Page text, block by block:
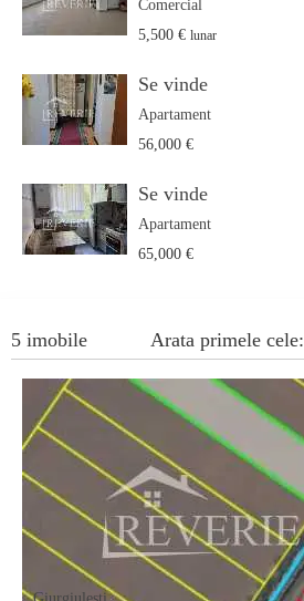
Comercial
5,500 € lunar
Se vinde
Apartament
56,000 €
Se vinde
Apartament
65,000 €
5 imobile Arata primele cele: